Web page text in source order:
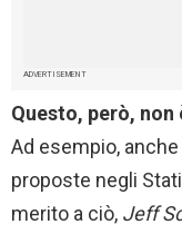
ADVERTISEMENT
Questo, però,
Ad esempio,
proposte negli
merito a ciò, Jeff